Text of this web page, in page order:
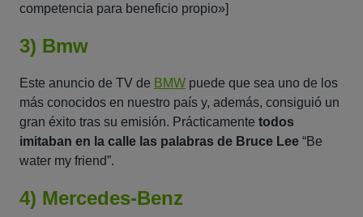
competencia para beneficio propio»]
3) Bmw
Este anuncio de TV de BMW puede que sea uno de los
más conocidos en nuestro país y, además, consiguió un
gran éxito tras su emisión. Prácticamente todos
imitaban en la calle las palabras de Bruce Lee “Be
water my friend”.
4) Mercedes-Benz